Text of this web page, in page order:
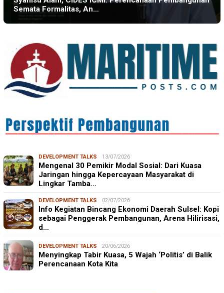
Semata Formalitas, An…
DEVELOPMENT TALKS 13/07/2026
Mengenal 30 Pemikir Modal Sosial: Dari Kuasa
Jaringan hingga Kepercayaan Masyarakat di
Lingkar Tamba…
DEVELOPMENT TALKS 02/07/2026
Info Kegiatan Bincang Ekonomi Daerah Sulsel: Kopi
sebagai Penggerak Pembangunan, Arena Hilirisasi,
d…
DEVELOPMENT TALKS 20/06/2026
Menyingkap Tabir Kuasa, 5 Wajah ‘Politis’ di Balik
Perencanaan Kota Kita